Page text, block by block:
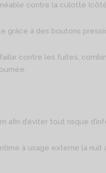
contre la culotte
grâce à des boutons
contre les fuites,
afin d’éviter tout risque
à usage externe la nuit